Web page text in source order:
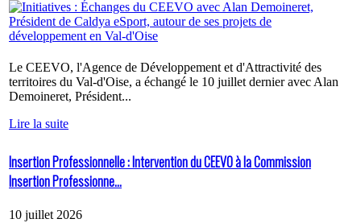
Le CEEVO, l'Agence de Développement et d'Attractivité des
territoires du Val-d'Oise, a échangé le 10 juillet dernier avec Alan
Demoineret, Président...
Lire la suite
Insertion Professionnelle : Intervention du CEEVO à la Commission
Insertion Professionne...
10 juillet 2026